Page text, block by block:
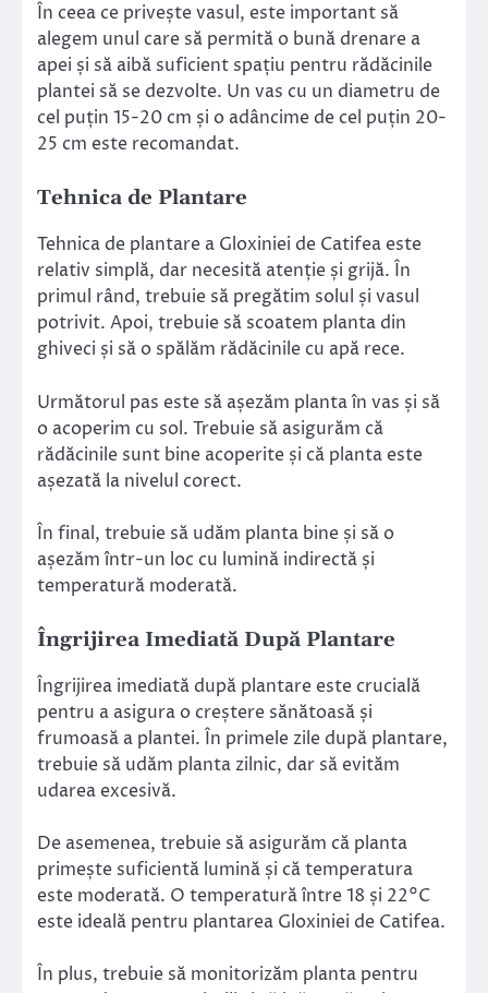
În ceea ce privește vasul, este important să
alegem unul care să permită o bună drenare a
apei și să aibă suficient spațiu pentru rădăcinile
plantei să se dezvolte. Un vas cu un diametru de
cel puțin 15-20 cm și o adâncime de cel puțin 20-
25 cm este recomandat.
Tehnica de Plantare
Tehnica de plantare a Gloxiniei de Catifea este
relativ simplă, dar necesită atenție și grijă. În
primul rând, trebuie să pregătim solul și vasul
potrivit. Apoi, trebuie să scoatem planta din
ghiveci și să o spălăm rădăcinile cu apă rece.
Următorul pas este să așezăm planta în vas și să
o acoperim cu sol. Trebuie să asigurăm că
rădăcinile sunt bine acoperite și că planta este
așezată la nivelul corect.
În final, trebuie să udăm planta bine și să o
așezăm într-un loc cu lumină indirectă și
temperatură moderată.
Îngrijirea Imediată După Plantare
Îngrijirea imediată după plantare este crucială
pentru a asigura o creștere sănătoasă și
frumoasă a plantei. În primele zile după plantare,
trebuie să udăm planta zilnic, dar să evităm
udarea excesivă.
De asemenea, trebuie să asigurăm că planta
primește suficientă lumină și că temperatura
este moderată. O temperatură între 18 și 22°C
este ideală pentru plantarea Gloxiniei de Catifea.
În plus, trebuie să monitorizăm planta pentru